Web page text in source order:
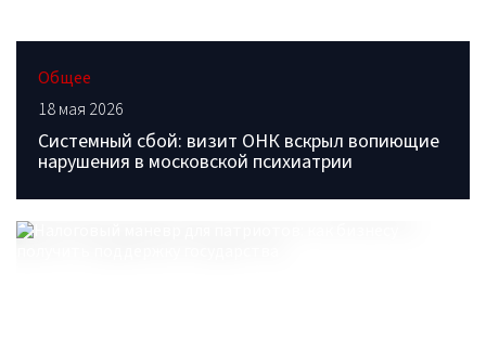
Общее
18 мая 2026
Системный сбой: визит ОНК вскрыл вопиющие
нарушения в московской психиатрии